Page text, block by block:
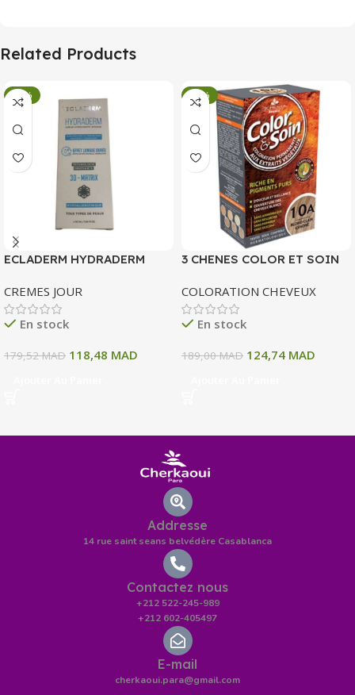
Related Products
-34%
ECLADERM HYDRADERM
INTENSE 72H 50 ML
CREMES JOUR
En stock
179,52MAD 118,48 MAD
-34%
3 CHENES COLOR ET SOIN
10 A BLOND CLAIR CENDRE
135 ML
COLORATION CHEVEUX
En stock
189,00MAD 124,74 MAD
Addresse
14 rue saint seans belvédère Casablanca
Contactez nous
+212 522-245-989
+212 602-405497
E-mail
cherkaoui.para@gmail.com